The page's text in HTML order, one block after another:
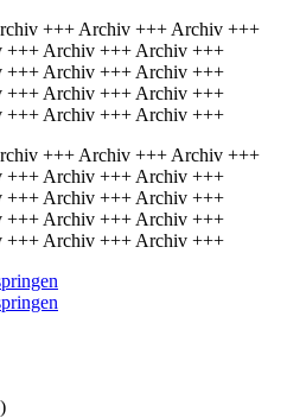
+++ Archiv +++ Archiv +++
Archiv +++ Archiv +++
Archiv +++ Archiv +++
Archiv +++ Archiv +++
Archiv +++ Archiv +++
+++ Archiv +++ Archiv +++
Archiv +++ Archiv +++
Archiv +++ Archiv +++
Archiv +++ Archiv +++
Archiv +++ Archiv +++